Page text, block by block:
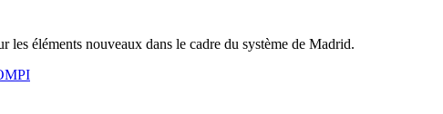
les éléments nouveaux dans le cadre du système de Madrid.